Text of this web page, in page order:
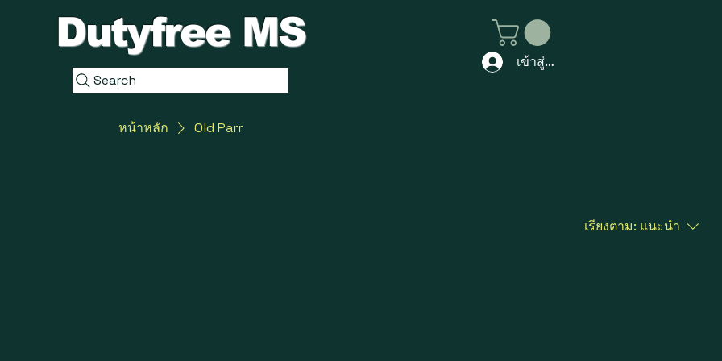
Dutyfree MS
Search
เข้าสู่ระบบ
หน้าหลัก Old Parr
เรียงตาม: แนะนำ